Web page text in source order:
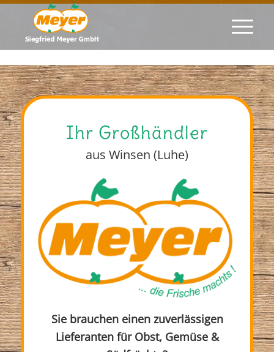
Ihr Großhändler
aus Winsen (Luhe)
Sie brauchen einen zuverlässigen
Lieferanten für Obst, Gemüse &